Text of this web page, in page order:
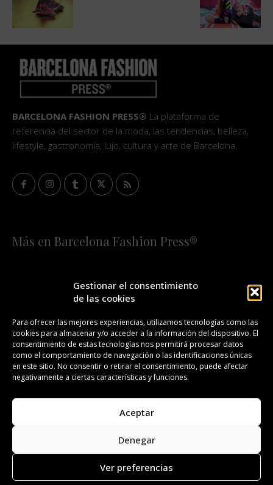
Gestionar el consentimiento
de las cookies
Para ofrecer las mejores experiencias, utilizamos tecnologías como las
cookies para almacenar y/o acceder a la información del dispositivo. El
consentimiento de estas tecnologías nos permitirá procesar datos
como el comportamiento de navegación o las identificaciones únicas
en este sitio. No consentir o retirar el consentimiento, puede afectar
negativamente a ciertas características y funciones.
Aceptar
Denegar
Ver preferencias
BARCELONA FASHION PRESS® La plataforma de
referencia del sector de la moda, las tendencias, belleza,
lifestyle, gastronomía, lujo, cultura y arte de Barcelona.
Más en Barcelona Fashion Press®
¡SUSCRÍBETE A NUESTRA FASHION NEWS!
CONTACTO REDACCIÓN PUBLICIDAD
ISSN 2385-4839 DL B 27443-2014
Todos los derechos reservados. Copyright 2008-2024.
Barcelona Fashion Press®/™ es una marca registrada.